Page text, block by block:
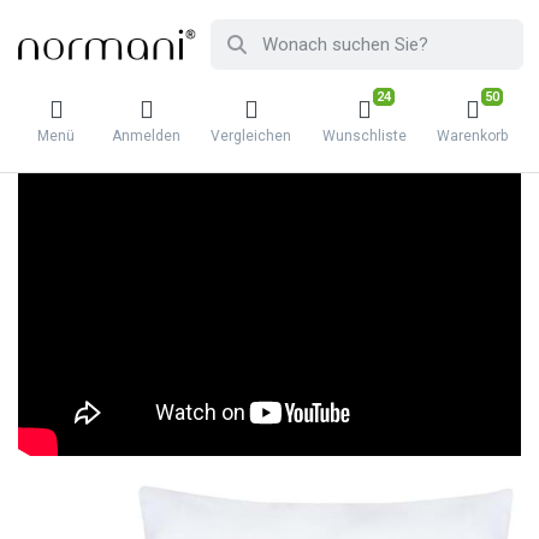
Menü Anmelden Vergleichen
24
Wunschliste
50
Warenkorb